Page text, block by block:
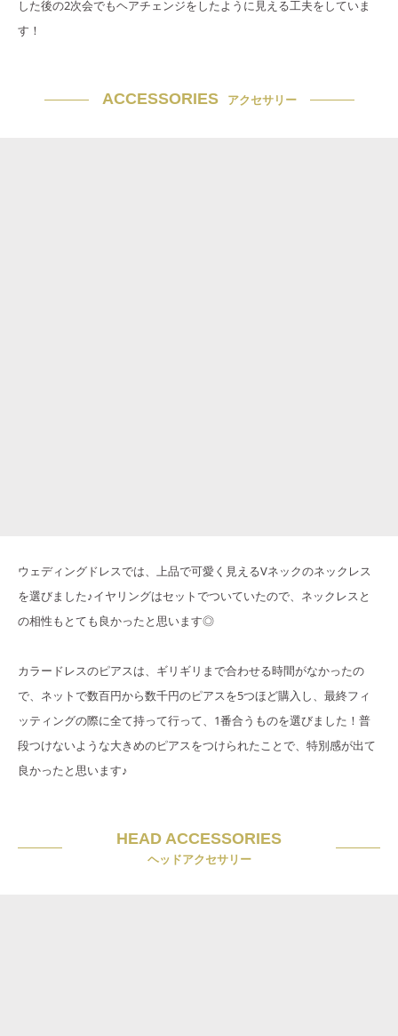
した後の2次会でもヘアチェンジをしたように見える工夫をしていま
す！
ACCESSORIES アクセサリー
ウェディングドレスでは、上品で可愛く見えるVネックのネックレス
を選びました♪イヤリングはセットでついていたので、ネックレスと
の相性もとても良かったと思います◎
カラードレスのピアスは、ギリギリまで合わせる時間がなかったの
で、ネットで数百円から数千円のピアスを5つほど購入し、最終フィ
ッティングの際に全て持って行って、1番合うものを選びました！普
段つけないような大きめのピアスをつけられたことで、特別感が出て
良かったと思います♪
HEAD ACCESSORIES
ヘッドアクセサリー